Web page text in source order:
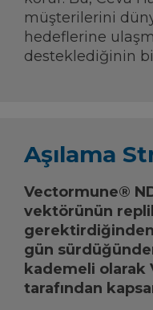
müşterilerini
hedeflerine
desteklediğinin bir
Aşılama
Vectormune®
vektörünün
gün
kademeli olarak
tarafından